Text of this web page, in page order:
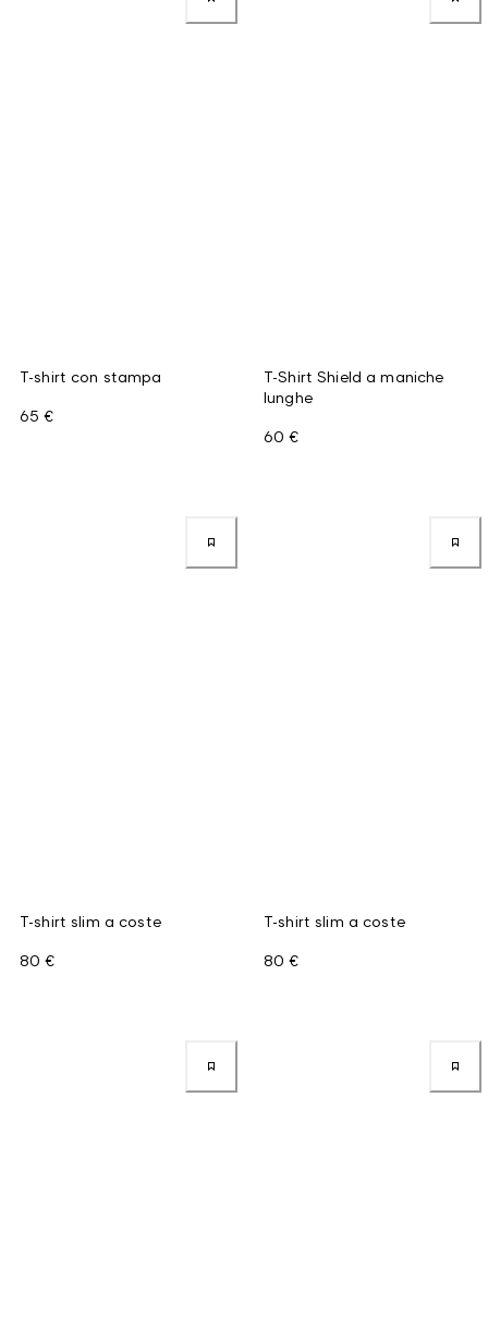
T-shirt con stampa
65 €
T-Shirt Shield a maniche
lunghe
60 €
T-shirt slim a coste
80 €
T-shirt slim a coste
80 €